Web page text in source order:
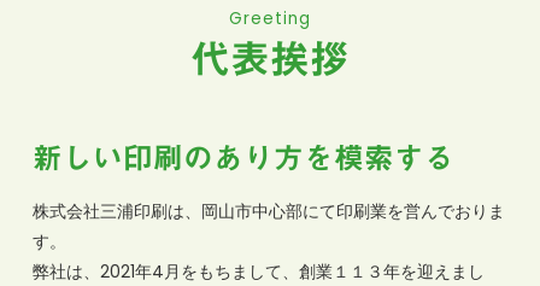
Greeting
代表挨拶
新しい印刷のあり方を模索する
株式会社三浦印刷は、岡山市中心部にて印刷業を営んでおりま
す。
弊社は、2021年4月をもちまして、創業１１３年を迎えまし